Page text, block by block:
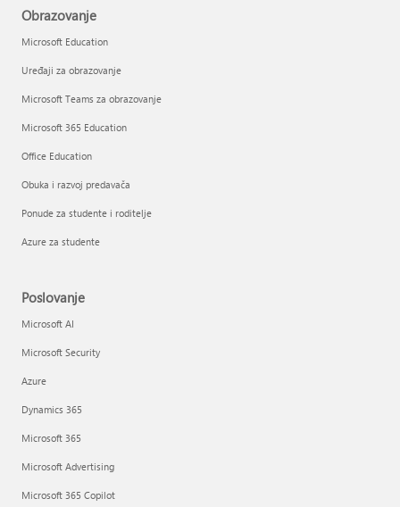
Obrazovanje
Microsoft Education
Uređaji za obrazovanje
Microsoft Teams za obrazovanje
Microsoft 365 Education
Office Education
Obuka i razvoj predavača
Ponude za studente i roditelje
Azure za studente
Poslovanje
Microsoft AI
Microsoft Security
Azure
Dynamics 365
Microsoft 365
Microsoft Advertising
Microsoft 365 Copilot